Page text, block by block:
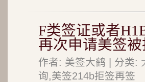
F类签证或者
再次申请美签
作者: 美签大鹤 | 分类:
询,美签214b拒签再签